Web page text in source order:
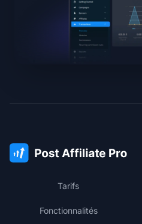
Tarifs
Fonctionnalités